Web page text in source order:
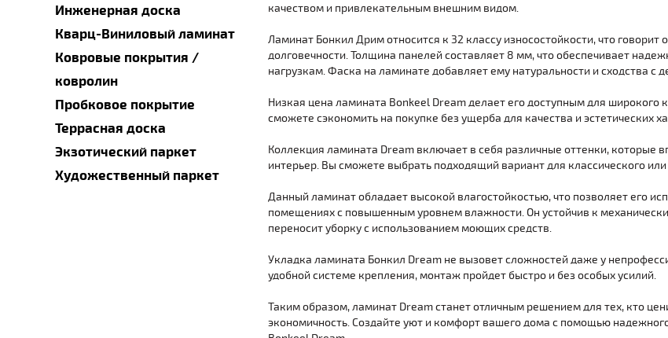
Инженерная доска
Кварц-Виниловый ламинат
Ковровые покрытия /
ковролин
Пробковое покрытие
Террасная доска
Экзотический паркет
Художественный паркет
качеством и привлекательным внешним видом.
Ламинат Бонкил Дрим относится к 32 классу износостойкости, что говорит
долговечности. Толщина панелей составляет 8 мм, что обеспечивает
нагрузкам. Фаска на ламинате добавляет ему натуральности и сходства с
Низкая цена ламината Bonkeel Dream делает его доступным для широкого
сможете сэкономить на покупке без ущерба для качества и эстетических
Коллекция ламината Dream включает в себя различные оттенки, которые
интерьер. Вы сможете выбрать подходящий вариант для классического
Данный ламинат обладает высокой влагостойкостью, что позволяет его
помещениях с повышенным уровнем влажности. Он устойчив к
переносит уборку с использованием моющих средств.
Укладка ламината Бонкил Dream не вызовет сложностей даже у
удобной системе крепления, монтаж пройдет быстро и без особых усилий.
Таким образом, ламинат Dream станет отличным решением для тех, кто
экономичность. Создайте уют и комфорт вашего дома с помощью